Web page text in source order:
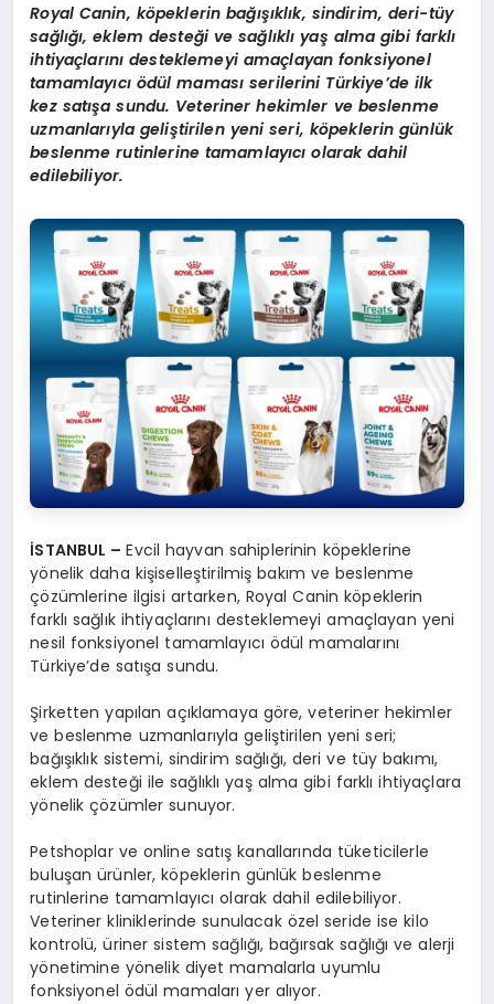
Royal Canin, köpeklerin bağışıklık, sindirim, deri-tüy
sağlığı, eklem desteği ve sağlıklı yaş alma gibi farklı
ihtiyaçlarını desteklemeyi amaçlayan fonksiyonel
tamamlayıcı ödül maması serilerini Türkiye’de ilk
kez satışa sundu. Veteriner hekimler ve beslenme
uzmanlarıyla geliştirilen yeni seri, köpeklerin günlük
beslenme rutinlerine tamamlayıcı olarak dahil
edilebiliyor.
İSTANBUL –Evcil hayvan sahiplerinin köpeklerine
yönelik daha kişiselleştirilmiş bakım ve beslenme
çözümlerine ilgisi artarken, Royal Canin köpeklerin
farklı sağlık ihtiyaçlarını desteklemeyi amaçlayan yeni
nesil fonksiyonel tamamlayıcı ödül mamalarını
Türkiye’de satışa sundu.
Şirketten yapılan açıklamaya göre, veteriner hekimler
ve beslenme uzmanlarıyla geliştirilen yeni seri;
bağışıklık sistemi, sindirim sağlığı, deri ve tüy bakımı,
eklem desteği ile sağlıklı yaş alma gibi farklı ihtiyaçlara
yönelik çözümler sunuyor.
Petshoplar ve online satış kanallarında tüketicilerle
buluşan ürünler, köpeklerin günlük beslenme
rutinlerine tamamlayıcı olarak dahil edilebiliyor.
Veteriner kliniklerinde sunulacak özel seride ise kilo
kontrolü, üriner sistem sağlığı, bağırsak sağlığı ve alerji
yönetimine yönelik diyet mamalarla uyumlu
fonksiyonel ödül mamaları yer alıyor.